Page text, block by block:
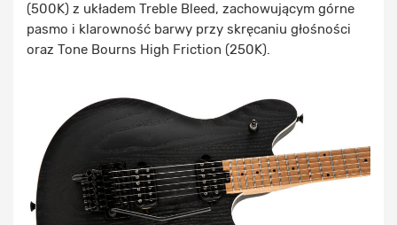
(500K) z układem Treble Bleed, zachowującym górne
pasmo i klarowność barwy przy skręcaniu głośności
oraz Tone Bourns High Friction (250K).